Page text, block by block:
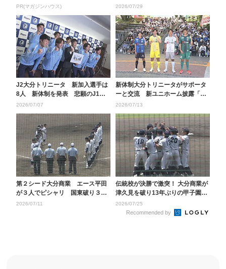
PR(マガジンハウス)
るとうれしい」
2026/07/29
J2大分トリニータ 新加入選手は
8人 新体制を発表 悲願のJ1昇
格目指す
2026/07/07
新体制大分トリニータがサポータ
ーと交流 新ユニホーム披露「上
は見すぎずに一歩一歩...
2026/07/13
第２シード大分商業 エース平田
が３人でピシャリ 国東破り３回
戦進出【全国高校野球...
2026/07/11
伝統校が決勝で激突！ 大分商業が
津久見を破り13年ぶりの甲子園出
場決める【全国高...
2026/07/25
Recommended by